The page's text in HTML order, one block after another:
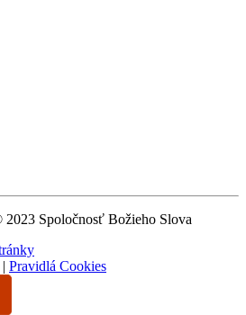
Spoločnosť Božieho Slova
| Pravidlá Cookies